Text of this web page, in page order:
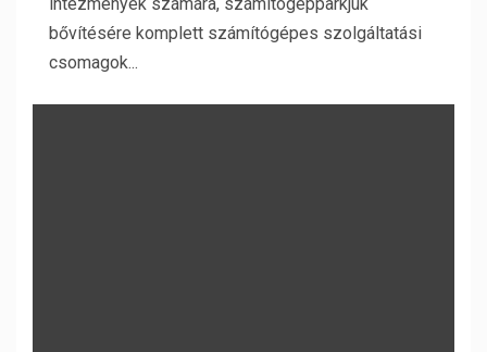
bővítésére komplett számítógépes szolgáltatási
csomagok...